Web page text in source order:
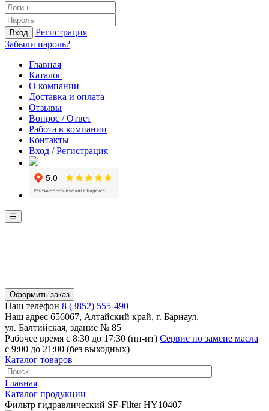
Вход
Регистрация
Забыли пароль?
Главная
Каталог
О компании
Доставка и оплата
Отзывы
Вопрос / Ответ
Работа в компании
Контакты
Вход /Регистрация
☰
Оформить заказ
Наш телефон 8 (3852) 555-490
Наш адрес 656067, Алтайский край, г. Барнаул,
ул. Балтийская, здание № 85
Рабочее время с 8:30 до 17:30 (пн-пт) Сервис по замене масла
с 9:00 до 21:00 (без выходных)
Каталог товаров
Главная
Каталог продукции
Фильтр гидравлический SF-Filter HY10407